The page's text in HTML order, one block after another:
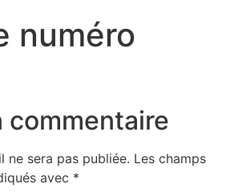
numéro
commentaire
ne sera pas publiée. Les champs
avec *